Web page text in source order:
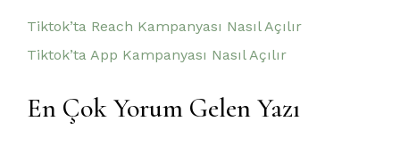
Tiktok’ta Reach Kampanyası Nasıl Açılır
Tiktok’ta App Kampanyası Nasıl Açılır
En Çok Yorum Gelen Yazı